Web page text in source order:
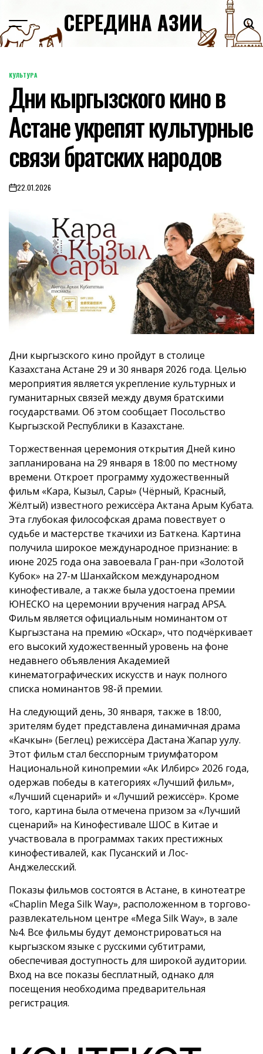
content
СЕРЕДИНА АЗИИ
POSTED
КУЛЬТУРА
Дни кыргызского кино в
Астане укрепят культурные
связи братских народов
on22.01.2026
Дни кыргызского кино пройдут в столице
Казахстана Астане 29 и 30 января 2026 года. Целью
мероприятия является укрепление культурных и
гуманитарных связей между двумя братскими
государствами. Об этом сообщает Посольство
Кыргызской Республики в Казахстане.
Торжественная церемония открытия Дней кино
запланирована на 29 января в 18:00 по местному
времени. Откроет программу художественный
фильм «Кара, Кызыл, Сары» (Чёрный, Красный,
Жёлтый) известного режиссёра Актана Арым Кубата.
Эта глубокая философская драма повествует о
судьбе и мастерстве ткачихи из Баткена. Картина
получила широкое международное признание: в
июне 2025 года она завоевала Гран-при «Золотой
Кубок» на 27-м Шанхайском международном
кинофестивале, а также была удостоена премии
ЮНЕСКО на церемонии вручения наград APSA.
Фильм является официальным номинантом от
Кыргызстана на премию «Оскар», что подчёркивает
его высокий художественный уровень на фоне
недавнего объявления Академией
кинематографических искусств и наук полного
списка номинантов 98-й премии.
На следующий день, 30 января, также в 18:00,
зрителям будет представлена динамичная драма
«Качкын» (Беглец) режиссёра Дастана Жапар уулу.
Этот фильм стал бесспорным триумфатором
Национальной кинопремии «Ак Илбирс» 2026 года,
одержав победы в категориях «Лучший фильм»,
«Лучший сценарий» и «Лучший режиссёр». Кроме
того, картина была отмечена призом за «Лучший
сценарий» на Кинофестивале ШОС в Китае и
участвовала в программах таких престижных
кинофестивалей, как Пусанский и Лос-
Анджелесский.
Показы фильмов состоятся в Астане, в кинотеатре
«Chaplin Mega Silk Way», расположенном в торгово-
развлекательном центре «Mega Silk Way», в зале
№4. Все фильмы будут демонстрироваться на
кыргызском языке с русскими субтитрами,
обеспечивая доступность для широкой аудитории.
Вход на все показы бесплатный, однако для
посещения необходима предварительная
регистрация.